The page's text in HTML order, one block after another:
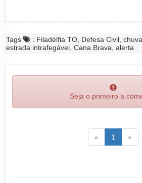
Tags
: Filadélfia TO, Defesa Civil,
estrada intrafegável, Cana Brava, alerta
Seja o primeiro a
« Voltar1 (atual)
»